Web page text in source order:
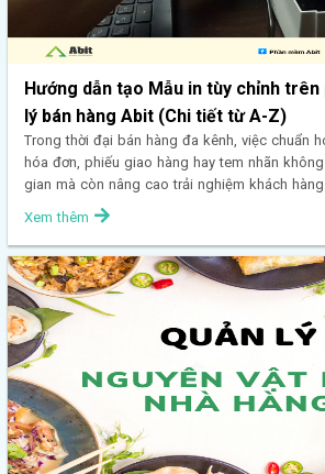
Hướng dẫn tạo Mẫu in tùy chỉnh trên
lý bán hàng Abit (Chi tiết từ A-Z)
Trong thời đại bán hàng đa kênh, việc chuẩn
hóa đơn, phiếu giao hàng hay tem nhãn
gian mà còn nâng cao trải nghiệm khách
Xem thêm